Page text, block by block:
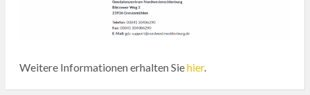
Weitere Informationen erhalten Siehier.